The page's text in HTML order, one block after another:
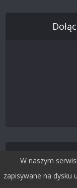
W naszym
zapisywane na dysku